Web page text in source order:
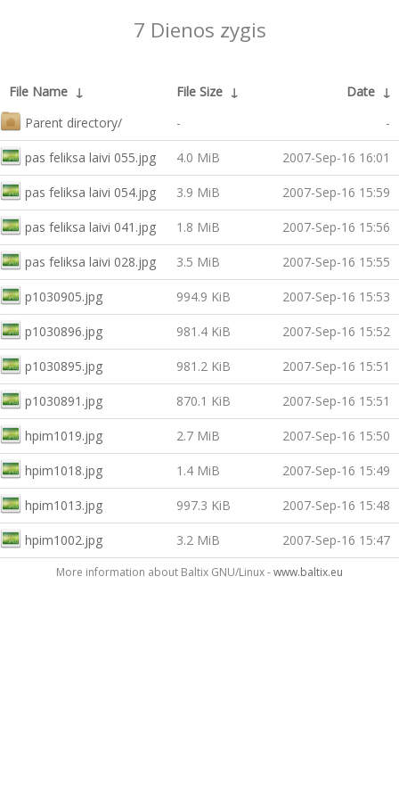
7 Dienos zygis
File Name ↓ File Size ↓ Date ↓
Parent directory/
- -
pas feliksa laivi 055.jpg 4.0 MiB 2007-Sep-16 16:01
pas feliksa laivi 054.jpg 3.9 MiB 2007-Sep-16 15:59
pas feliksa laivi 041.jpg 1.8 MiB 2007-Sep-16 15:56
pas feliksa laivi 028.jpg 3.5 MiB 2007-Sep-16 15:55
p1030905.jpg 994.9 KiB 2007-Sep-16 15:53
p1030896.jpg 981.4 KiB 2007-Sep-16 15:52
p1030895.jpg 981.2 KiB 2007-Sep-16 15:51
p1030891.jpg 870.1 KiB 2007-Sep-16 15:51
hpim1019.jpg 2.7 MiB 2007-Sep-16 15:50
hpim1018.jpg 1.4 MiB 2007-Sep-16 15:49
hpim1013.jpg 997.3 KiB 2007-Sep-16 15:48
hpim1002.jpg 3.2 MiB 2007-Sep-16 15:47
More information about Baltix GNU/Linux -www.baltix.eu